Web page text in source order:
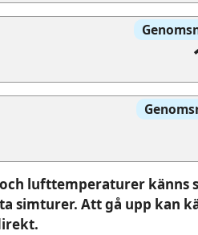
lufttemperaturer känns
simturer. Att gå upp kan